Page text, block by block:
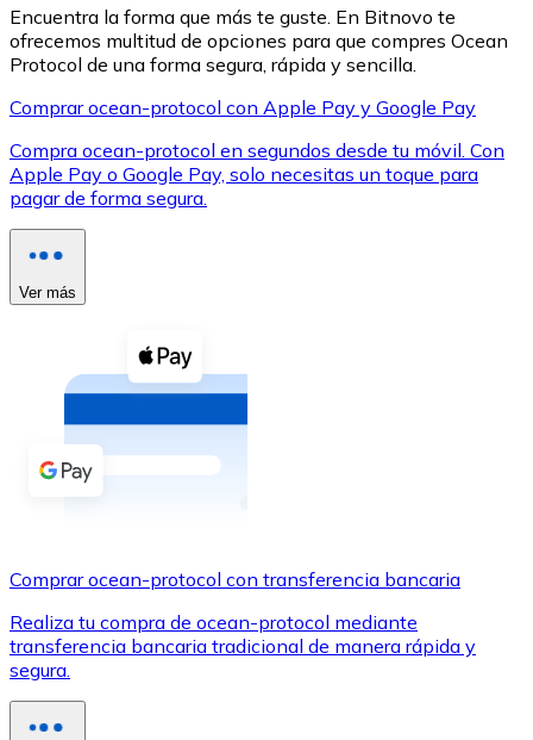
XRP
XRP
Ver todo
Compra criptomonedas con efectivo en tu tienda más
Comprar con efectivo
Transferencia SEPA
Utiliza tarjetas Visa y Mastercard para comprar
Comprar con tarjeta
Tienda - Tarjetas regalo
Encuentra la forma que más te guste. En Bitnovo te
ofrecemos multitud de opciones para que compres Ocean
Protocol de una forma segura, rápida y sencilla.
Comprar ocean-protocol con Apple Pay y Google Pay
Compra ocean-protocol en segundos desde tu móvil. Con
Apple Pay o Google Pay, solo necesitas un toque para
pagar de forma segura.
Ver más
Comprar ocean-protocol con transferencia bancaria
Realiza tu compra de ocean-protocol mediante
transferencia bancaria tradicional de manera rápida y
segura.